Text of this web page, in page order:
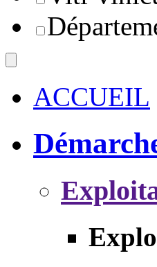
ACCUEIL